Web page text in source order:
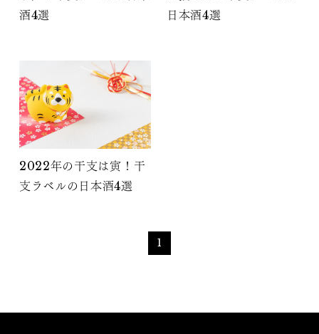
酒4選
日本酒4選
2022年の干支は寅！干
支ラベルの日本酒4選
1